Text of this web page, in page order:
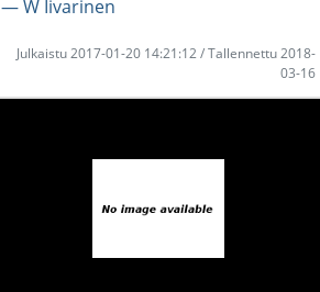
― W Iivarinen
Julkaistu 2017-01-20 14:21:12 / Tallennettu 2018-
03-16